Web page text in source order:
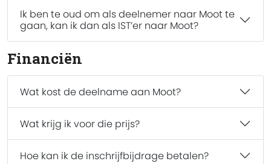
Ik ben te oud om als deelnemer naar Moot te
gaan, kan ik dan als IST’er naar Moot?
Financiën
Wat kost de deelname aan Moot?
Wat krijg ik voor die prijs?
Hoe kan ik de inschrijfbijdrage betalen?